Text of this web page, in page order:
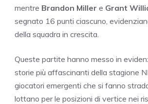
mentre Brandon Miller e Grant
segnato 16 punti ciascuno,
della squadra in crescita.
Queste partite hanno messo in
storie più affascinanti della stagione
giocatori emergenti che si fanno
lottano per le posizioni di vertice nei